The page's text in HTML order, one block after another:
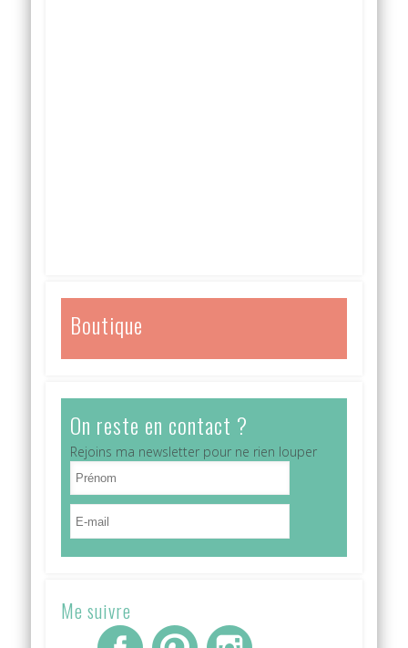
Boutique
On reste en contact ?
Rejoins ma newsletter pour ne rien louper
Me suivre